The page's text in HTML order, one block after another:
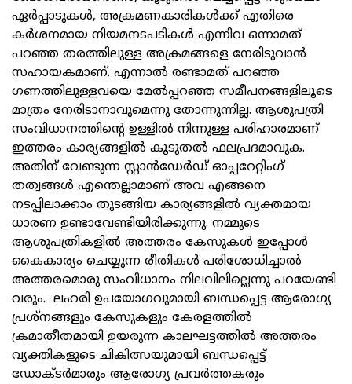
ഏര്‍പ്പാടുകള്‍, അക്രമണകാരികള്‍ക്ക് എതിരെ
കര്‍ശനമായ നിയമനടപടികള്‍ എന്നിവ ഒന്നാമത്
പറഞ്ഞ തരത്തിലുള്ള അക്രമങ്ങളെ നേരിടുവാന്‍
സഹായകമാണ്. എന്നാല്‍ രണ്ടാമത് പറഞ്ഞ
ഗണത്തിലുള്ളവയെ മേല്‍പ്പറഞ്ഞ സമീപനങ്ങളിലൂടെ
മാത്രം നേരിടാനാവുമെന്നു തോന്നുന്നില്ല. ആശുപത്രി
സംവിധാനത്തിന്റെ ഉള്ളില്‍ നിന്നുള്ള പരിഹാരമാണ്
ഇത്തരം കാര്യങ്ങളില്‍ കൂടുതല്‍ ഫലപ്രദമാവുക.
അതിന് വേണ്ടുന്ന സ്റ്റാന്‍ഡേര്‍ഡ് ഓപ്പറേറ്റിംഗ്
തത്വങ്ങള്‍ എന്തെല്ലാമാണ് അവ എങ്ങനെ
നടപ്പിലാക്കാം തുടങ്ങിയ കാര്യങ്ങളില്‍ വ്യക്തമായ
ധാരണ ഉണ്ടാവേണ്ടിയിരിക്കുന്നു. നമ്മുടെ
ആശുപത്രികളില്‍ അത്തരം കേസുകള്‍ ഇപ്പോള്‍
കൈകാര്യം ചെയ്യുന്ന രീതികള്‍ പരിശോധിച്ചാല്‍
അത്തരമൊരു സംവിധാനം നിലവിലില്ലെന്നു പറയേണ്ടി
വരും. ലഹരി ഉപയോഗവുമായി ബന്ധപ്പെട്ട ആരോഗ്യ
പ്രശ്‌നങ്ങളും കേസുകളും കേരളത്തില്‍
ക്രമാതീതമായി ഉയരുന്ന കാലഘട്ടത്തില്‍ അത്തരം
വ്യക്തികളുടെ ചികിത്സയുമായി ബന്ധപ്പെട്ട്
ഡോക്ടര്‍മാരും ആരോഗ്യ പ്രവര്‍ത്തകരും